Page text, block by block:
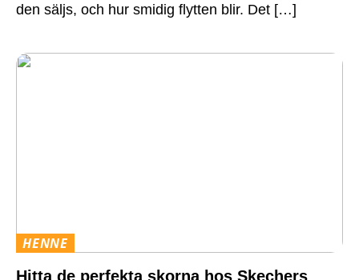
den säljs, och hur smidig flytten blir. Det […]
HENNE
Hitta de perfekta skorna hos Skechers